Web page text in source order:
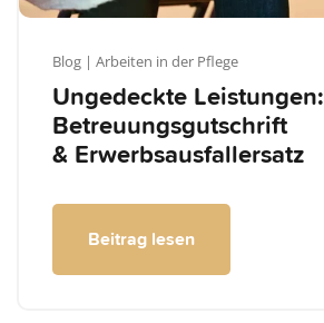
Blog | Arbeiten in der Pflege
Ungedeckte Leistungen:
Betreuungsgutschrift
& Erwerbsausfallersatz
Beitrag lesen